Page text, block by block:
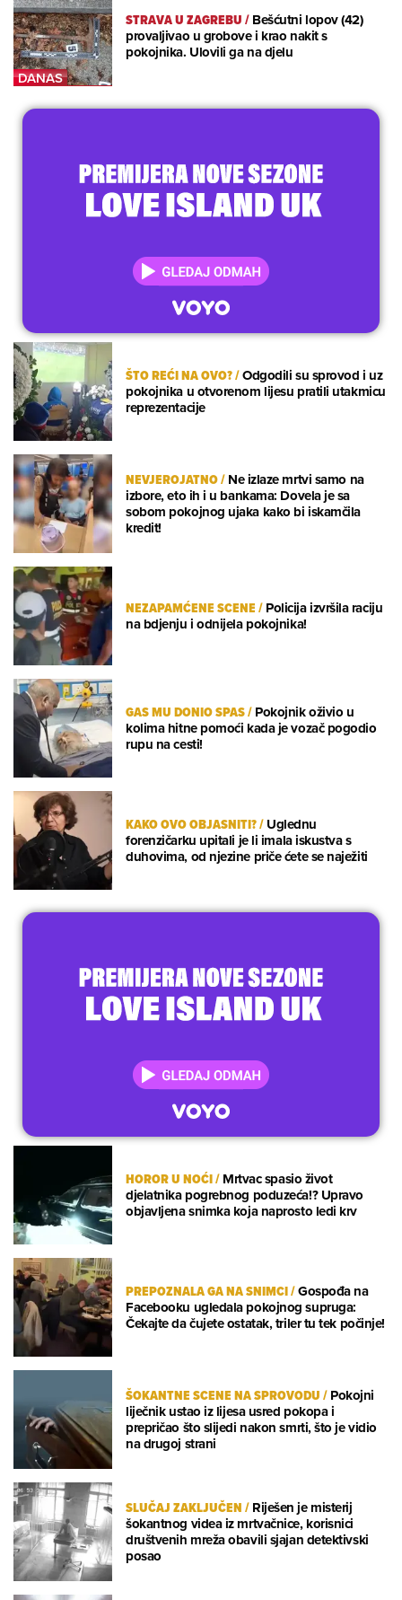
STRAVA U ZAGREBU/Bešćutni lopov (42)
provaljivao u grobove i krao nakit s
pokojnika. Ulovili ga na djelu
ŠTO REĆI NA OVO?/Odgodili su sprovod i uz
pokojnika u otvorenom lijesu pratili utakmicu
reprezentacije
NEVJEROJATNO/Ne izlaze mrtvi samo na
izbore, eto ih i u bankama: Dovela je sa
sobom pokojnog ujaka kako bi iskamčila
kredit!
NEZAPAMĆENE SCENE/Policija izvršila raciju
na bdjenju i odnijela pokojnika!
GAS MU DONIO SPAS/Pokojnik oživio u
kolima hitne pomoći kada je vozač pogodio
rupu na cesti!
KAKO OVO OBJASNITI?/Uglednu
forenzičarku upitali je li imala iskustva s
duhovima, od njezine priče ćete se naježiti
HOROR U NOĆI/Mrtvac spasio život
djelatnika pogrebnog poduzeća!? Upravo
objavljena snimka koja naprosto ledi krv
PREPOZNALA GA NA SNIMCI/Gospođa na
Facebooku ugledala pokojnog supruga:
Čekajte da čujete ostatak, triler tu tek počinje!
ŠOKANTNE SCENE NA SPROVODU/Pokojni
liječnik ustao iz lijesa usred pokopa i
prepričao što slijedi nakon smrti, što je vidio
na drugoj strani
SLUČAJ ZAKLJUČEN/Riješen je misterij
šokantnog videa iz mrtvačnice, korisnici
društvenih mreža obavili sjajan detektivski
posao